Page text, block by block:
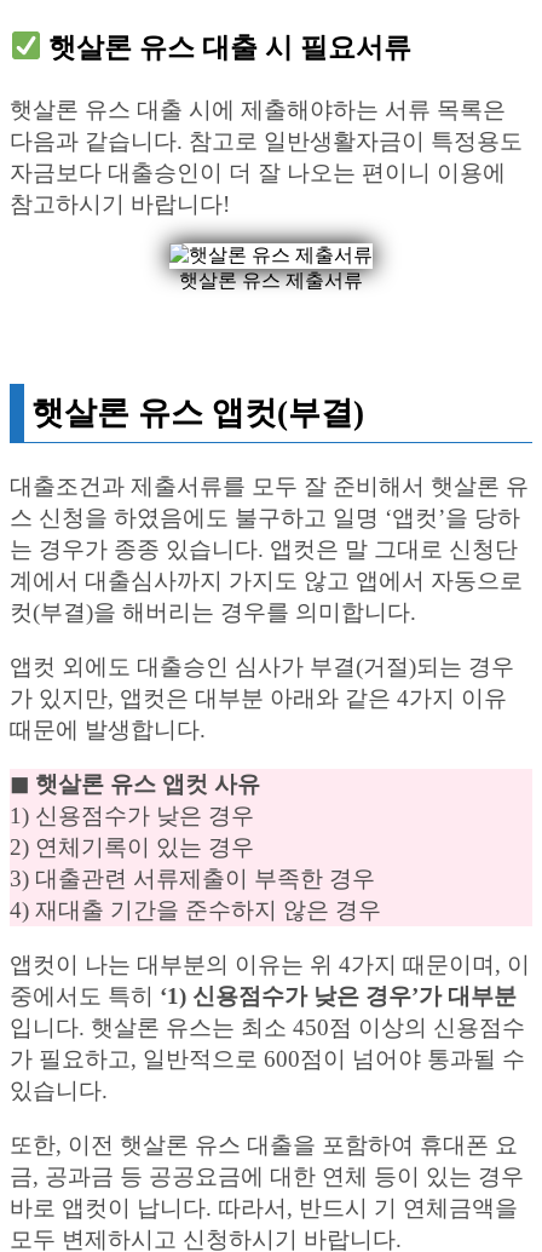
햇살론 유스 대출 시 필요서류
햇살론 유스 대출 시에 제출해야하는 서류 목록은
다음과 같습니다. 참고로 일반생활자금이 특정용도
자금보다 대출승인이 더 잘 나오는 편이니 이용에
참고하시기 바랍니다!
햇살론 유스 제출서류
햇살론 유스 앱컷(부결)
대출조건과 제출서류를 모두 잘 준비해서 햇살론 유
스 신청을 하였음에도 불구하고 일명 ‘앱컷’을 당하
는 경우가 종종 있습니다. 앱컷은 말 그대로 신청단
계에서 대출심사까지 가지도 않고 앱에서 자동으로
컷(부결)을 해버리는 경우를 의미합니다.
앱컷 외에도 대출승인 심사가 부결(거절)되는 경우
가 있지만, 앱컷은 대부분 아래와 같은 4가지 이유
때문에 발생합니다.
◼︎ 햇살론 유스 앱컷 사유
1) 신용점수가 낮은 경우
2) 연체기록이 있는 경우
3) 대출관련 서류제출이 부족한 경우
4) 재대출 기간을 준수하지 않은 경우
앱컷이 나는 대부분의 이유는 위 4가지 때문이며, 이
중에서도 특히 ‘1) 신용점수가 낮은 경우’가 대부분
입니다. 햇살론 유스는 최소 450점 이상의 신용점수
가 필요하고, 일반적으로 600점이 넘어야 통과될 수
있습니다.
또한, 이전 햇살론 유스 대출을 포함하여 휴대폰 요
금, 공과금 등 공공요금에 대한 연체 등이 있는 경우
바로 앱컷이 납니다. 따라서, 반드시 기 연체금액을
모두 변제하시고 신청하시기 바랍니다.